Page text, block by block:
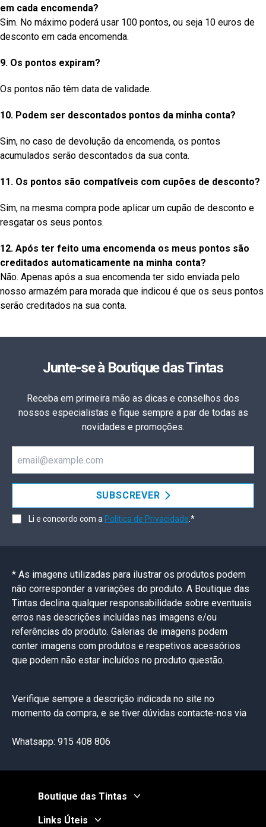
em cada encomenda?
Sim. No máximo poderá usar 100 pontos, ou seja 10 euros de
desconto em cada encomenda.
9. Os pontos expiram?
Os pontos não têm data de validade.
10. Podem ser descontados pontos da minha conta?
Sim, no caso de devolução da encomenda, os pontos
acumulados serão descontados da sua conta.
11. Os pontos são compatíveis com cupões de desconto?
Sim, na mesma compra pode aplicar um cupão de desconto e
resgatar os seus pontos.
12. Após ter feito uma encomenda os meus pontos são
creditados automaticamente na minha conta?
Não. Apenas após a sua encomenda ter sido enviada pelo
nosso armazém para morada que indicou é que os seus pontos
serão creditados na sua conta.
Junte-se à Boutique das Tintas
Receba em primeira mão as dicas e conselhos dos
nossos especialistas e fique sempre a par de todas as
novidades e promoções.
SUBSCREVER
Li e concordo com a Política de Privacidade .*
* As imagens utilizadas para ilustrar os produtos podem
não corresponder a variações do produto. A Boutique das
Tintas declina qualquer responsabilidade sobre eventuais
erros nas descrições incluídas nas imagens e/ou
referências do produto. Galerias de imagens podem
conter imagens com produtos e respetivos acessórios
que podem não estar incluídos no produto questão.
Verifique sempre a descrição indicada no site no
momento da compra, e se tiver dúvidas contacte-nos via
Whatsapp: 915 408 806
Boutique das Tintas
Links Úteis